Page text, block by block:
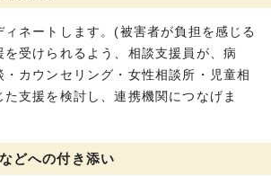
ィネートします。(被害者が負担を感じる
を受けられるよう、相談支援員が、病
・カウンセリング・女性相談所・児童相
支援を検討し、連携機関につなげま
どへの付き添い